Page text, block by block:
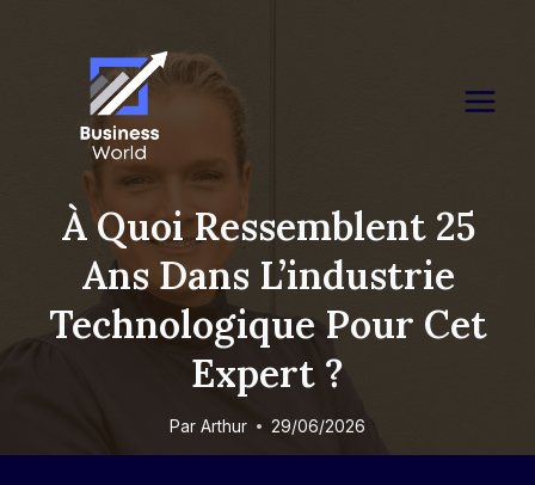
À Quoi Ressemblent 25
Ans Dans L’industrie
Technologique Pour Cet
Expert ?
Par Arthur 29/06/2026